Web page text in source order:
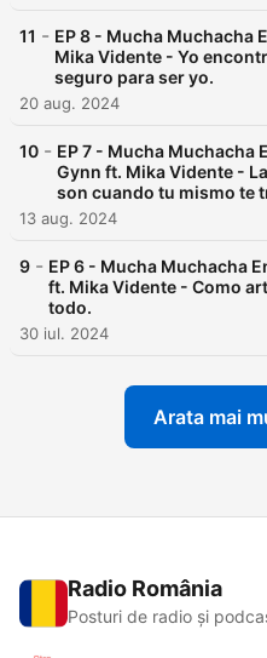
11 - EP 8 - Mucha Muchacha
Mika Vidente - Yo
seguro para ser yo.
20 aug. 2024
10 - EP 7 - Mucha Muchacha
Gynn ft. Mika Vidente -
son cuando tu mismo te
13 aug. 2024
9 - EP 6 - Mucha Muchacha
ft. Mika Vidente - Como
todo.
30 iul. 2024
Arata mai
Radio România
Posturi de radio și